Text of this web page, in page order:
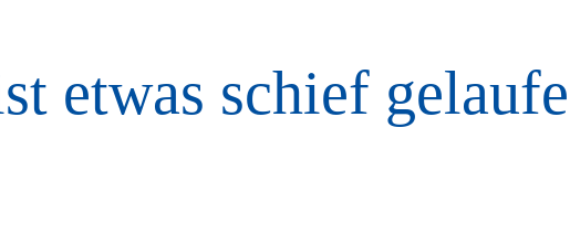
etwas schief